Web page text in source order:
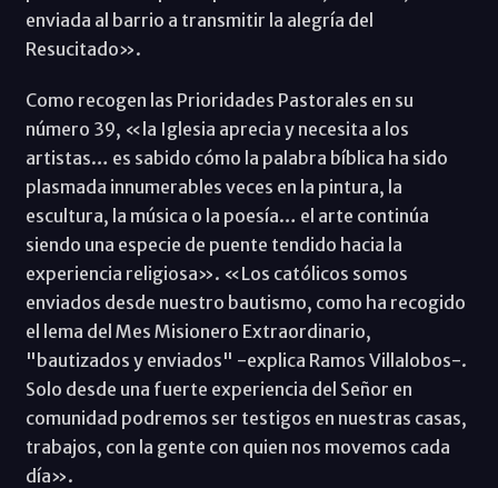
enviada al barrio a transmitir la alegría del
Resucitado».
Como recogen las Prioridades Pastorales en su
número 39, «la Iglesia aprecia y necesita a los
artistas… es sabido cómo la palabra bíblica ha sido
plasmada innumerables veces en la pintura, la
escultura, la música o la poesía… el arte continúa
siendo una especie de puente tendido hacia la
experiencia religiosa». «Los católicos somos
enviados desde nuestro bautismo, como ha recogido
el lema del Mes Misionero Extraordinario,
"bautizados y enviados" -explica Ramos Villalobos-.
Solo desde una fuerte experiencia del Señor en
comunidad podremos ser testigos en nuestras casas,
trabajos, con la gente con quien nos movemos cada
día».